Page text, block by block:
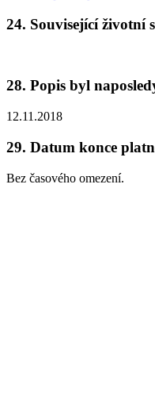
24. Související životní
28. Popis byl
12.11.2018
29. Datum konce
Bez časového omezení.